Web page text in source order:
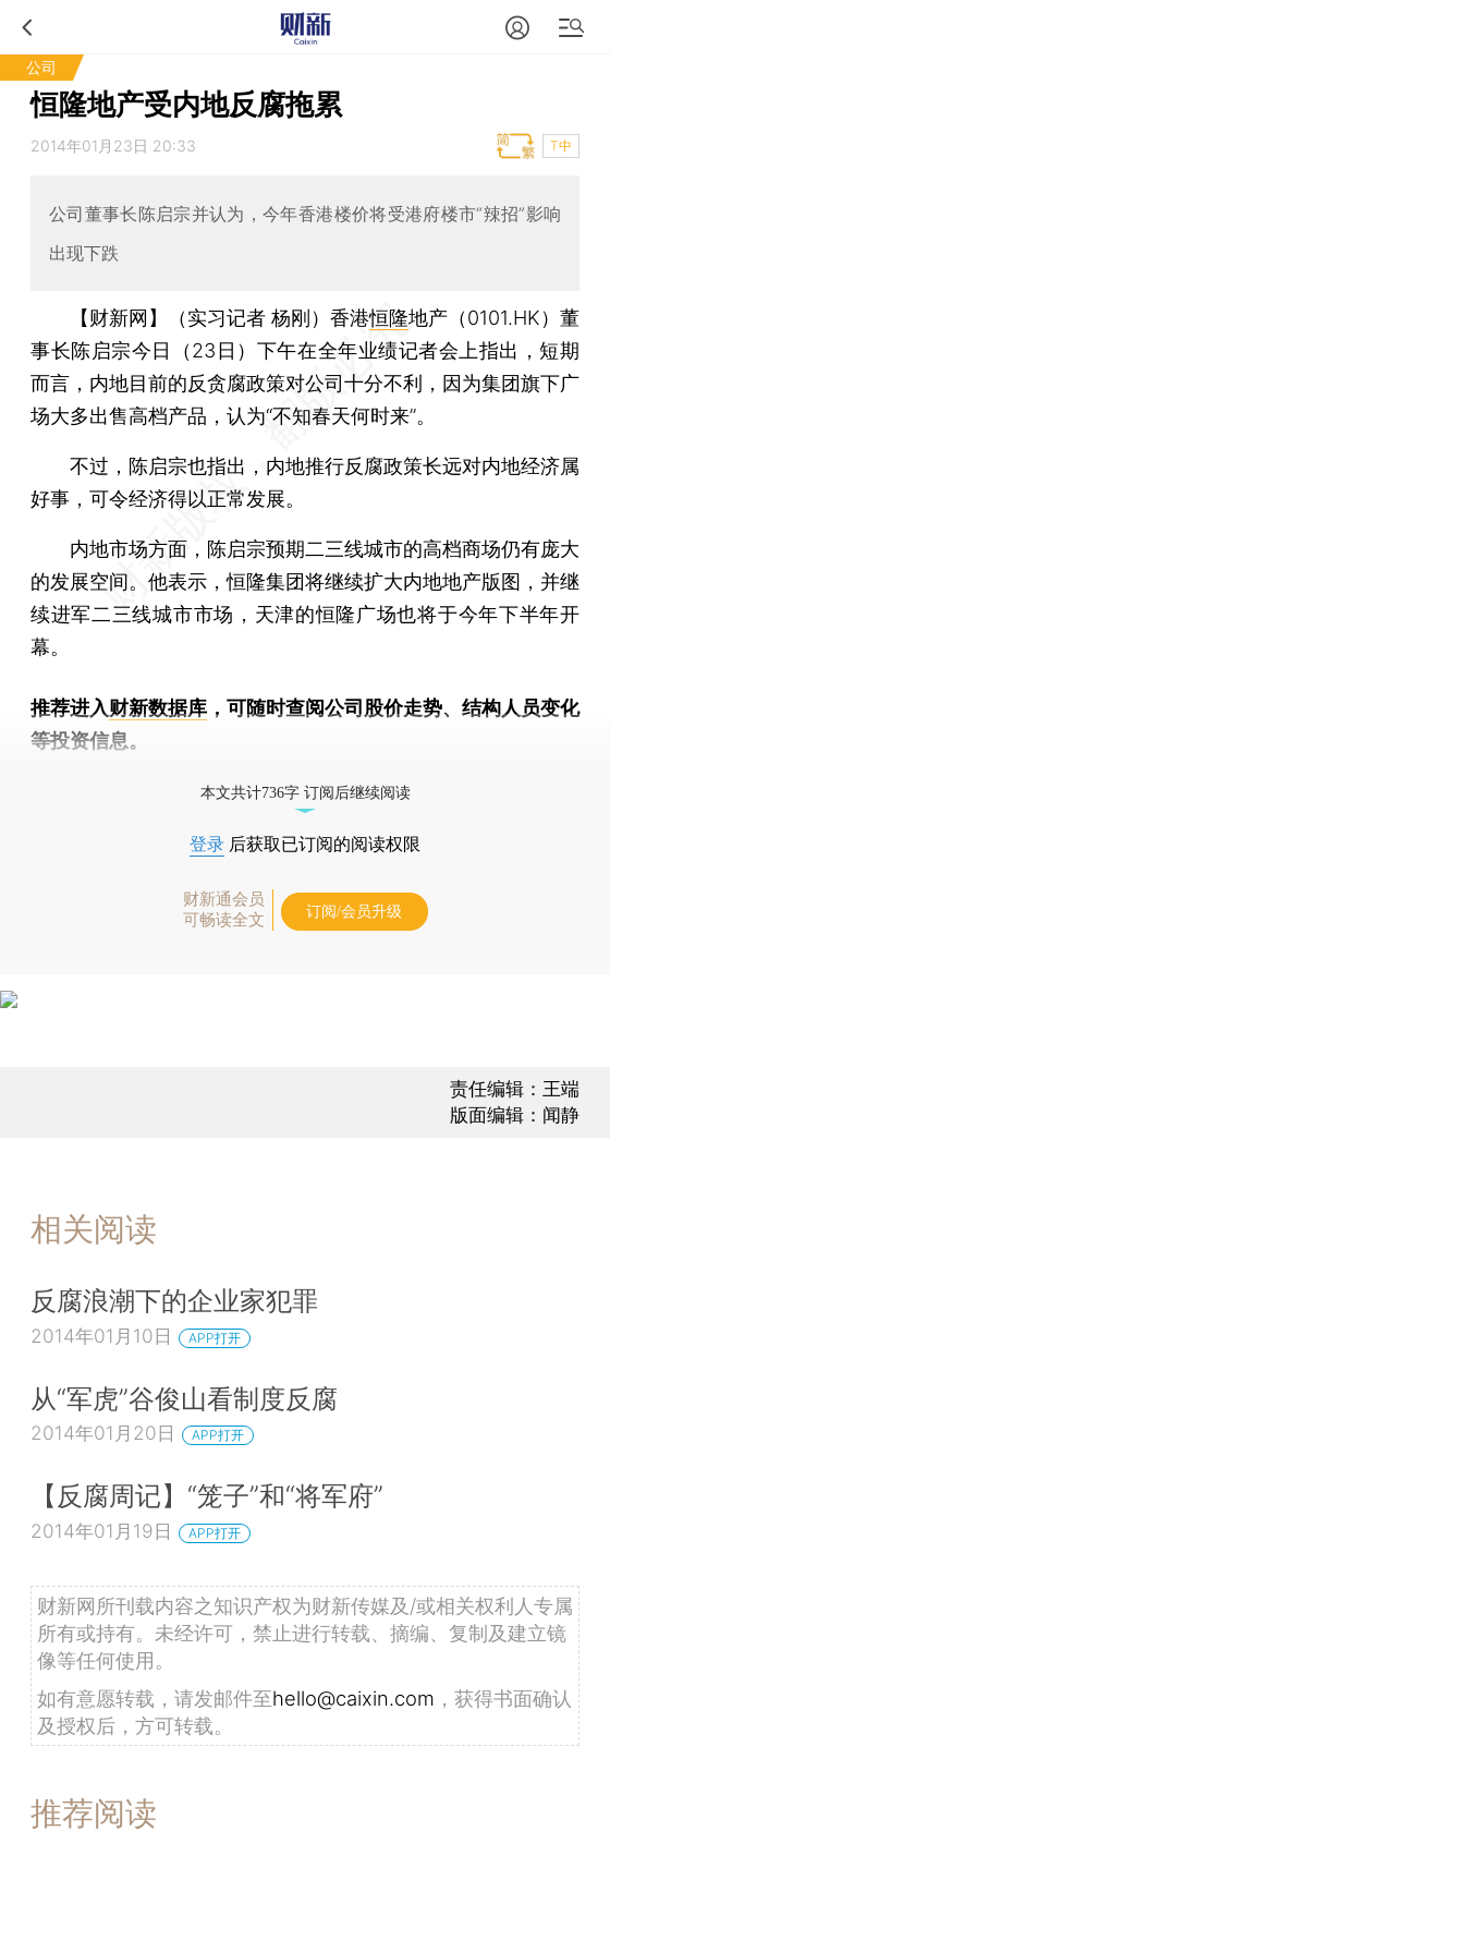
公司
恒隆地产受内地反腐拖累
2014年01月23日 20:33 T中
公司董事长陈启宗并认为，今年香港楼价将受港府楼市“辣招”影响
出现下跌
【财新网】（实习记者 杨刚） 香港恒隆地产（0101.HK）董
事长陈启宗今日（23日）下午在全年业绩记者会上指出，短期
而言，内地目前的反贪腐政策对公司十分不利，因为集团旗下广
场大多出售高档产品，认为“不知春天何时来”。
不过，陈启宗也指出，内地推行反腐政策长远对内地经济属
好事，可令经济得以正常发展。
内地市场方面，陈启宗预期二三线城市的高档商场仍有庞大
的发展空间。他表示，恒隆集团将继续扩大内地地产版图，并继
续进军二三线城市市场，天津的恒隆广场也将于今年下半年开
幕。
推荐进入财新数据库 ，可随时查阅公司股价走势、结构人员变化
等投资信息。
本文共计736字 订阅后继续阅读
登录 后获取已订阅的阅读权限
财新通会员
可畅读全文
订阅/会员升级
责任编辑：王端
版面编辑：闻静
相关阅读
反腐浪潮下的企业家犯罪
2014年01月10日 APP打开
从“军虎”谷俊山看制度反腐
2014年01月20日 APP打开
【反腐周记】“笼子”和“将军府”
2014年01月19日 APP打开
财新网所刊载内容之知识产权为财新传媒及/或相关权利人专属
所有或持有。未经许可，禁止进行转载、摘编、复制及建立镜
像等任何使用。
如有意愿转载，请发邮件至hello@caixin.com ，获得书面确认
及授权后，方可转载。
推荐阅读